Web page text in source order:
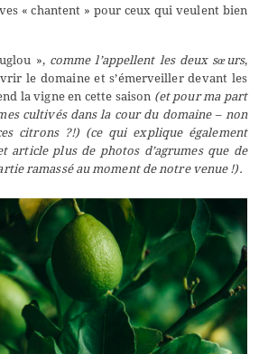
« chantent » pour ceux qui veulent bien
», comme l’appellent les deux sœurs,
le domaine et s’émerveiller devant les
la vigne en cette saison (et pour ma part
cultivés dans la cour du domaine – non
citrons ?!) (ce qui explique également
article plus de photos d’agrumes que de
ramassé au moment de notre venue !).